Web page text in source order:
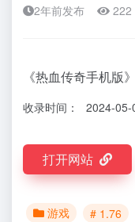
2年前发布 222
《热血传奇手机版
收录时间： 2024-05-
打开网站
游戏 # 1.76